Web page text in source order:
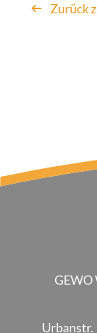
Zurück
GEWO
Urbanstr.